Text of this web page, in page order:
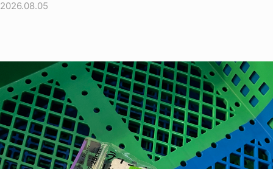
2026.08.05